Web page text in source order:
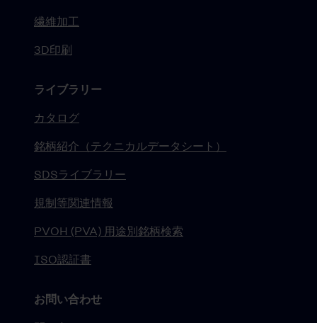
繊維加工
3D印刷
ライブラリー
カタログ
銘柄紹介（テクニカルデータシート）
SDSライブラリー
規制等関連情報
PVOH (PVA) 用途別銘柄検索
ISO認証書
お問い合わせ